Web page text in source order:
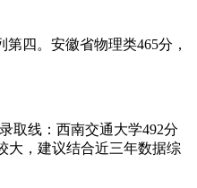
四。安徽省物理类465分，
取线：西南交通大学492分
大，建议结合近三年数据综